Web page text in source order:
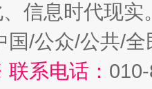
信息时代现实
国/公众/公共/
系电话：